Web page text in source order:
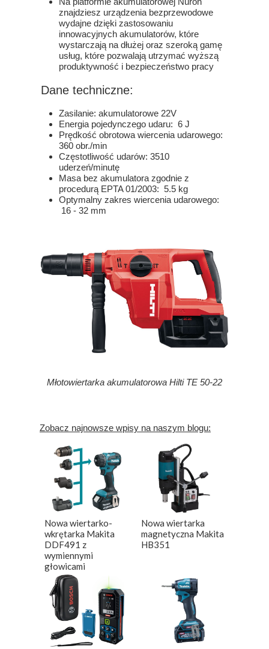
znajdziesz urządzenia bezprzewodowe
wydajne dzięki zastosowaniu
innowacyjnych akumulatorów, które
wystarczają na dłużej oraz szeroką gamę
usług, które pozwalają utrzymać wyższą
produktywność i bezpieczeństwo pracy
Dane techniczne:
Zasilanie: akumulatorowe 22V
Energia pojedynczego udaru: 6 J
Prędkość obrotowa wiercenia udarowego:
360 obr./min
Częstotliwość udarów: 3510
uderzeń/minutę
Masa bez akumulatora zgodnie z
procedurą EPTA 01/2003: 5.5 kg
Optymalny zakres wiercenia udarowego:
16 - 32 mm
Młotowiertarka akumulatorowa Hilti TE 50-22
Zobacz najnowsze wpisy na naszym blogu:
Nowa wiertarko-
wkrętarka Makita
DDF491 z
wymiennymi
głowicami
Nowa wiertarka
magnetyczna Makita
HB351